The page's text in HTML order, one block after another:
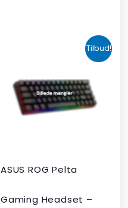
Tilbud!
ASUS ROG Pelta
Gaming Headset –
oprindelige
pris
var:
kr.
aktuelle
pris
er:
kr. 679,00.